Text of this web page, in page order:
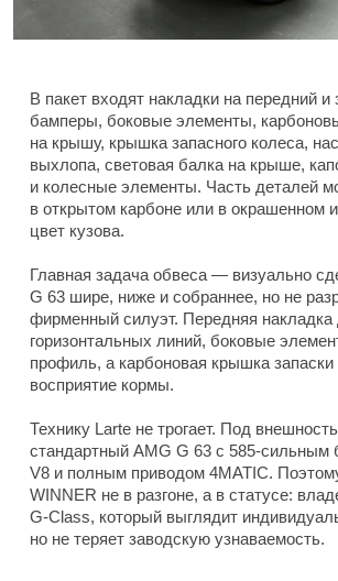
В пакет входят накладки на передний и
бамперы, боковые элементы,
на крышу, крышка запасного колеса,
выхлопа, световая балка на крыше,
и колесные элементы. Часть деталей
в открытом карбоне или в окрашенном
цвет кузова.
Главная задача обвеса — визуально
G 63 шире, ниже и собраннее, но не
фирменный силуэт. Передняя накладка
горизонтальных линий, боковые
профиль, а карбоновая крышка запаски
восприятие кормы.
Технику Larte не трогает. Под
стандартный AMG G 63 с 585-сильным
V8 и полным приводом 4MATIC.
WINNER не в разгоне, а в статусе:
G-Class, который выглядит
но не теряет заводскую узнаваемость.